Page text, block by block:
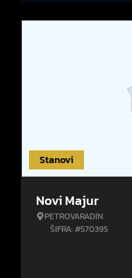
Stanovi
Novi Majur
PETROVARADIN
ŠIFRA: #570395